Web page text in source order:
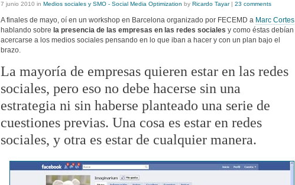
7 junio 2010 in Medios sociales y SMO - Social Media Optimization by Ricardo Tayar| 23 comments
A finales de mayo, oí en un workshop en Barcelona organizado por FECEMD a Marc Cortes
hablando sobre la presencia de las empresas en las redes sociales y como éstas debían
acercarse a los medios sociales pensando en lo que iban a hacer y con un plan bajo el
brazo.
La mayoría de empresas quieren estar en las redes
sociales, pero eso no debe hacerse sin una
estrategia ni sin haberse planteado una serie de
cuestiones previas. Una cosa es estar en redes
sociales, y otra es estar de cualquier manera.